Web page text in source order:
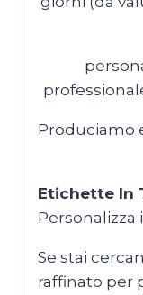
Produciamo
Etichette In
Personalizza
Se stai
raffinato per